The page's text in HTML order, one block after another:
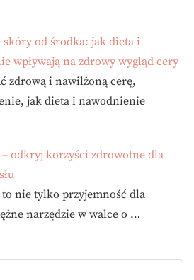
od środka: jak dieta i
wpływają na zdrowy wygląd cery
zdrową i nawilżoną cerę,
jak dieta i nawodnienie
– odkryj korzyści zdrowotne dla
to nie tylko przyjemność dla
narzędzie w walce o …